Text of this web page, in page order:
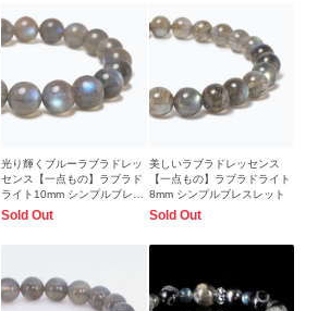
光り輝くブルーラブラドレッ
センス【一点もの】ラブラド
ライト10mm シンプルブレス
レット
Sold Out
美しいラブラドレッセンス
【一点もの】ラブラドライト
8mm シンプルブレスレット
Sold Out